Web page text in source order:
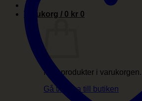
Varukorg / 0 kr 0
Inga produkter i varukorgen.
Gå tillbaka till butiken